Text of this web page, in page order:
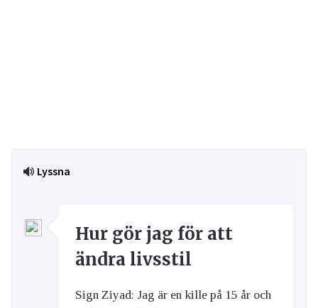
Lyssna
Hur gör jag för att
ändra livsstil
Sign Ziyad: Jag är en kille på 15 år och